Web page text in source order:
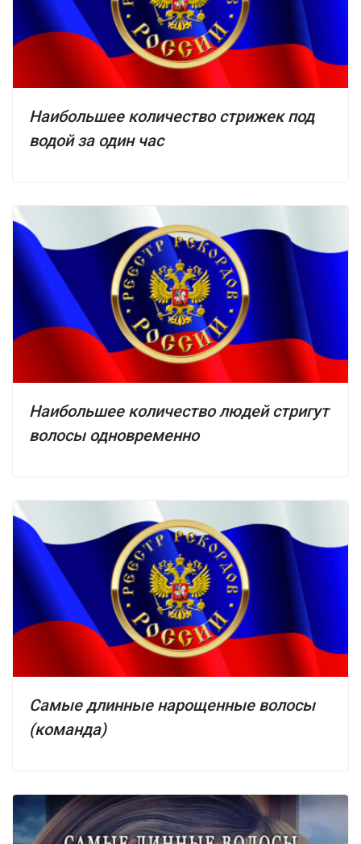
Наибольшее количество стрижек под
водой за один час
Наибольшее количество людей стригут
волосы одновременно
Самые длинные нарощенные волосы
(команда)